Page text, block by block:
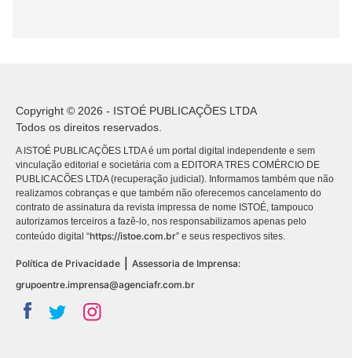
Copyright © 2026 - ISTOÉ PUBLICAÇÕES LTDA
Todos os direitos reservados.
A ISTOÉ PUBLICAÇÕES LTDA é um portal digital independente e sem
vinculação editorial e societária com a EDITORA TRES COMÉRCIO DE
PUBLICACÕES LTDA (recuperação judicial). Informamos também que não
realizamos cobranças e que também não oferecemos cancelamento do
contrato de assinatura da revista impressa de nome ISTOÉ, tampouco
autorizamos terceiros a fazê-lo, nos responsabilizamos apenas pelo
conteúdo digital “https://istoe.com.br” e seus respectivos sites.
Política de Privacidade
Assessoria de Imprensa:
grupoentre.imprensa@agenciafr.com.br